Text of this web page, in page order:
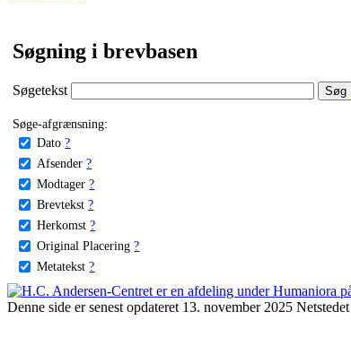
Søgning i brevbasen
Søgetekst
Søge-afgrænsning:
Dato ?
Afsender ?
Modtager ?
Brevtekst ?
Herkomst ?
Original Placering ?
Metatekst ?
Denne side er senest opdateret 13. november 2025